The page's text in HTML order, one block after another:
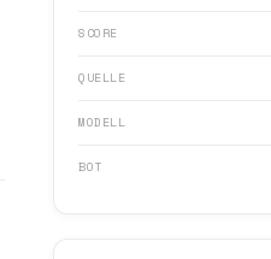
SCORE
QUELLE
MODELL
BOT